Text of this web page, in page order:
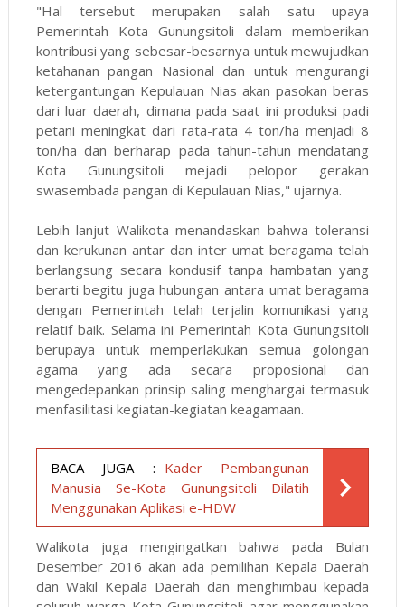
"Hal tersebut merupakan salah satu upaya
Pemerintah Kota Gunungsitoli dalam memberikan
kontribusi yang sebesar-besarnya untuk mewujudkan
ketahanan pangan Nasional dan untuk mengurangi
ketergantungan Kepulauan Nias akan pasokan beras
dari luar daerah, dimana pada saat ini produksi padi
petani meningkat dari rata-rata 4 ton/ha menjadi 8
ton/ha dan berharap pada tahun-tahun mendatang
Kota Gunungsitoli mejadi pelopor gerakan
swasembada pangan di Kepulauan Nias," ujarnya.
Lebih lanjut Walikota menandaskan bahwa toleransi
dan kerukunan antar dan inter umat beragama telah
berlangsung secara kondusif tanpa hambatan yang
berarti begitu juga hubungan antara umat beragama
dengan Pemerintah telah terjalin komunikasi yang
relatif baik. Selama ini Pemerintah Kota Gunungsitoli
berupaya untuk memperlakukan semua golongan
agama yang ada secara proposional dan
mengedepankan prinsip saling menghargai termasuk
menfasilitasi kegiatan-kegiatan keagamaan.
BACA JUGA : Kader Pembangunan
Manusia Se-Kota Gunungsitoli Dilatih
Menggunakan Aplikasi e-HDW
Walikota juga mengingatkan bahwa pada Bulan
Desember 2016 akan ada pemilihan Kepala Daerah
dan Wakil Kepala Daerah dan menghimbau kepada